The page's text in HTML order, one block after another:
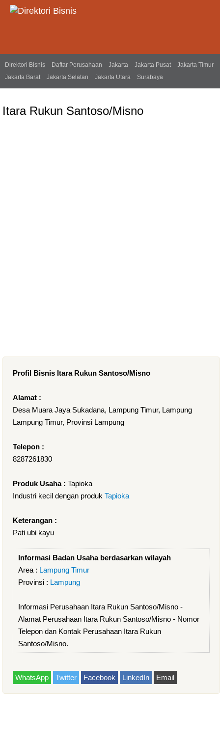
Direktori Bisnis Daftar Perusahaan Jakarta Jakarta Pusat
Jakarta Timur
Jakarta Barat
Jakarta Selatan Jakarta Utara Surabaya
Itara Rukun Santoso/Misno
Profil Bisnis Itara Rukun Santoso/Misno
Alamat :
Desa Muara Jaya Sukadana, Lampung Timur, Lampung
Lampung Timur, Provinsi Lampung
Telepon :
8287261830
Produk Usaha : Tapioka
Industri kecil dengan produk Tapioka
Keterangan :
Pati ubi kayu
Informasi Badan Usaha berdasarkan wilayah
Area : Lampung Timur
Provinsi : Lampung
Informasi Perusahaan Itara Rukun Santoso/Misno -
Alamat Perusahaan Itara Rukun Santoso/Misno - Nomor
Telepon dan Kontak Perusahaan Itara Rukun
Santoso/Misno.
WhatsApp Twitter Facebook LinkedIn Email